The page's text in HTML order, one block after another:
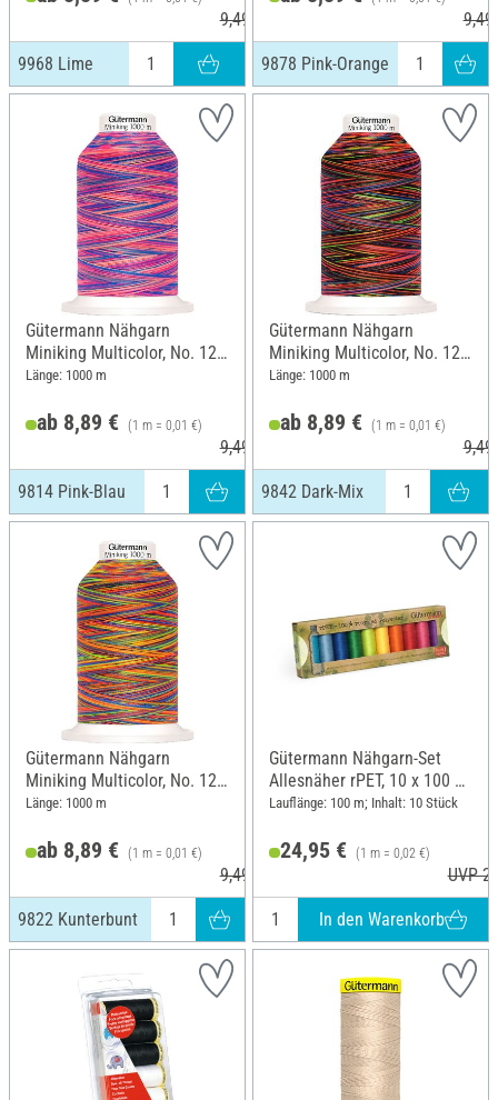
9,49 €
9968 Lime
9,49
9878 Pink-Orange
Gütermann Nähgarn
Miniking Multicolor, No. 120,
9814 Pink-Blau
Länge: 1000 m
ab 8,89 € (1 m = 0,01 €)
9,49 €
9814 Pink-Blau
Gütermann Nähgarn
Miniking Multicolor, No. 120,
9842 Dark-Mix
Länge: 1000 m
ab 8,89 € (1 m = 0,01 €)
9,49
9842 Dark-Mix
Gütermann Nähgarn
Miniking Multicolor, No. 120,
9822 Kunterbunt
Länge: 1000 m
ab 8,89 € (1 m = 0,01 €)
9,49 €
9822 Kunterbunt
Gütermann Nähgarn-Set
Allesnäher rPET, 10 x 100 m,
Basic
Lauflänge: 100 m; Inhalt: 10 Stück
24,95 € (1 m = 0,02 €)
UVP
In den Warenkorb